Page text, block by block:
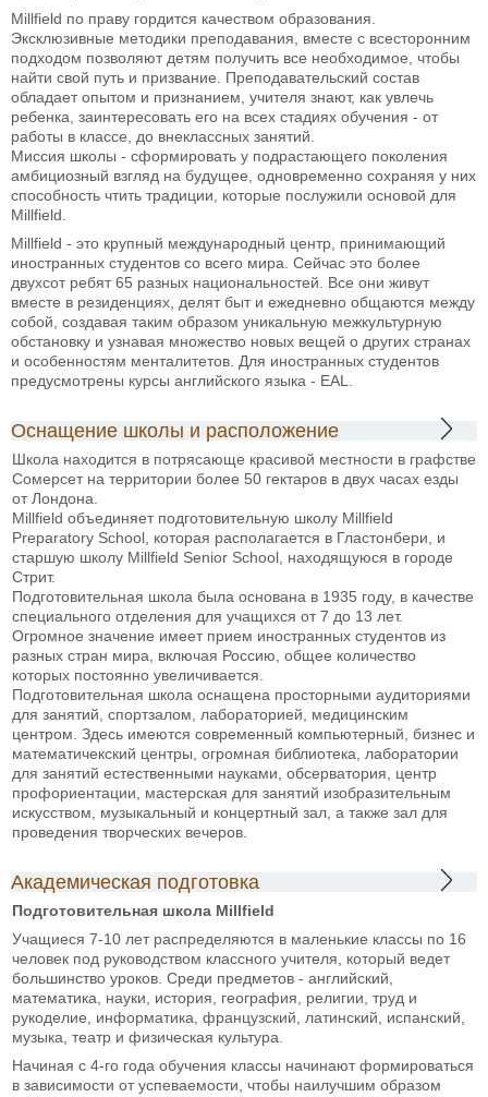
Millfield по праву гордится качеством образования.
Эксклюзивные методики преподавания, вместе с всесторонним
подходом позволяют детям получить все необходимое, чтобы
найти свой путь и призвание. Преподавательский состав
обладает опытом и признанием, учителя знают, как увлечь
ребенка, заинтересовать его на всех стадиях обучения - от
работы в классе, до внеклассных занятий.
Миссия школы - сформировать у подрастающего поколения
амбициозный взгляд на будущее, одновременно сохраняя у них
способность чтить традиции, которые послужили основой для
Millfield.
Millfield - это крупный международный центр, принимающий
иностранных студентов со всего мира. Сейчас это более
двухсот ребят 65 разных национальностей. Все они живут
вместе в резиденциях, делят быт и ежедневно общаются между
собой, создавая таким образом уникальную межкультурную
обстановку и узнавая множество новых вещей о других странах
и особенностям менталитетов. Для иностранных студентов
предусмотрены курсы английского языка - EAL.
Оснащение школы и расположение
Школа находится в потрясающе красивой местности в графстве
Сомерсет на территории более 50 гектаров в двух часах езды
от Лондона.
Millfield объединяет подготовительную школу Millfield
Preparatory School, которая располагается в Гластонбери, и
старшую школу Millfield Senior School, находящуюся в городе
Стрит.
Подготовительная школа была основана в 1935 году, в качестве
специального отделения для учащихся от 7 до 13 лет.
Огромное значение имеет прием иностранных студентов из
разных стран мира, включая Россию, общее количество
которых постоянно увеличивается.
Подготовительная школа оснащена просторными аудиториями
для занятий, спортзалом, лабораторией, медицинским
центром. Здесь имеются современный компьютерный, бизнес и
математичекский центры, огромная библиотека, лаборатории
для занятий естественными науками, обсерватория, центр
профориентации, мастерская для занятий изобразительным
искусством, музыкальный и концертный зал, а также зал для
проведения творческих вечеров.
Академическая подготовка
Подготовительная школа Millfield
Учащиеся 7-10 лет распределяются в маленькие классы по 16
человек под руководством классного учителя, который ведет
большинство уроков. Среди предметов - английский,
математика, науки, история, география, религии, труд и
рукоделие, информатика, французский, латинский, испанский,
музыка, театр и физическая культура.
Начиная с 4-го года обучения классы начинают формироваться
в зависимости от успеваемости, чтобы наилучшим образом